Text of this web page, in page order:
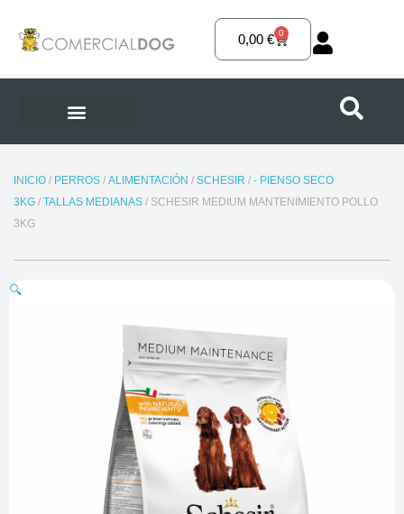
contenido
0,00€ 0
Carrito
INICIO/ PERROS/ ALIMENTACIÓN / SCHESIR / - PIENSO SECO
3KG/ TALLAS MEDIANAS/ SCHESIR MEDIUM MANTENIMIENTO POLLO
3KG
🔍